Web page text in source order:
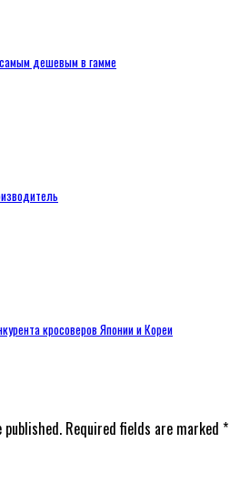
дешевым в гамме
кросоверов Японии и Кореи
Required fields are marked *